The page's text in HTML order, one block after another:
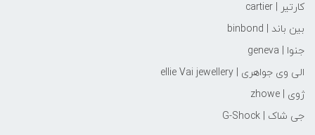
کارتیر | cartier
بین باند | binbond
جنوا | geneva
الی وی جواهری | ellie Vai‌ jewellery
ژوی | zhowe
جی شاک | G-Shock